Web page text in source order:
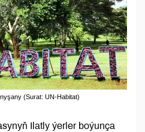
(Surat: UN-Habitat)
Ilatly ýerler boýunça